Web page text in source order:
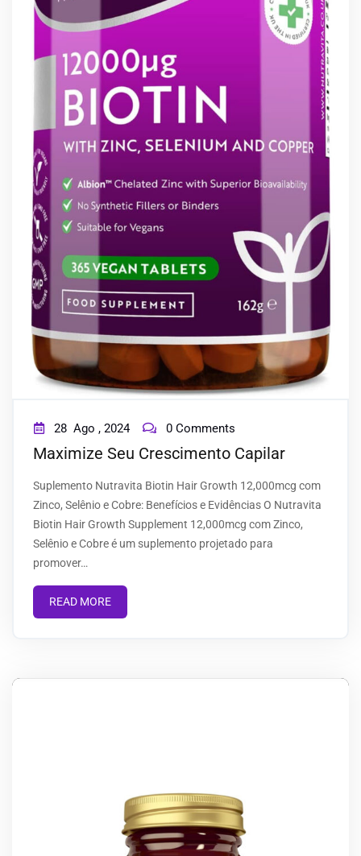
CONTACT
28 Ago , 2024 0 Comments
Maximize Seu Crescimento Capilar
Suplemento Nutravita Biotin Hair Growth 12,000mcg com
Zinco, Selênio e Cobre: Benefícios e Evidências O Nutravita
Biotin Hair Growth Supplement 12,000mcg com Zinco,
Selênio e Cobre é um suplemento projetado para
promover…
READ MORE